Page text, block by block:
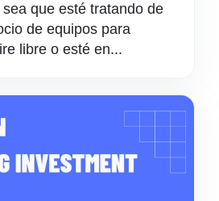
que esté tratando de
de equipos para
libre o esté en...